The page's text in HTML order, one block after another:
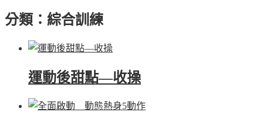
分類：綜合訓練
運動後甜點—收操